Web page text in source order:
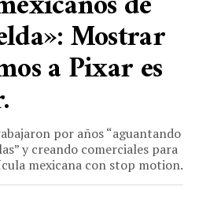
Mostrar
a Pixar es
por años “aguantando
y creando comerciales para
mexicana con stop motion.